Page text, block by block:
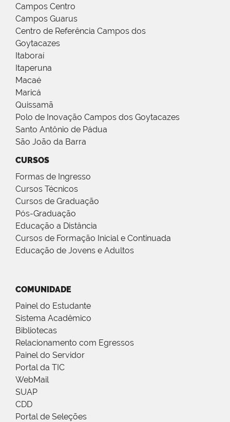
Campos Centro
Campos Guarus
Centro de Referência Campos dos
Goytacazes
Itaboraí
Itaperuna
Macaé
Maricá
Quissamã
Polo de Inovação Campos dos Goytacazes
Santo Antônio de Pádua
São João da Barra
CURSOS
Formas de Ingresso
Cursos Técnicos
Cursos de Graduação
Pós-Graduação
Educação a Distância
Cursos de Formação Inicial e Continuada
Educação de Jovens e Adultos
COMUNIDADE
Painel do Estudante
Sistema Acadêmico
Bibliotecas
Relacionamento com Egressos
Painel do Servidor
Portal da TIC
WebMail
SUAP
CDD
Portal de Seleções